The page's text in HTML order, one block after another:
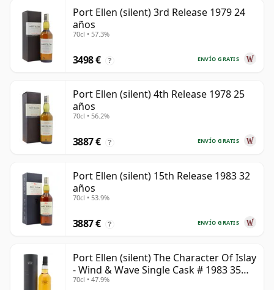
Port Ellen (silent) 3rd Release 1979 24
años
70cl • 57.3%
ENVÍO GRATIS
3498 € ?
Port Ellen (silent) 4th Release 1978 25
años
70cl • 56.2%
ENVÍO GRATIS
3887 € ?
Port Ellen (silent) 15th Release 1983 32
años
70cl • 53.9%
ENVÍO GRATIS
3887 € ?
Port Ellen (silent) The Character Of Islay
- Wind & Wave Single Cask # 1983 35
años
70cl • 47.9%